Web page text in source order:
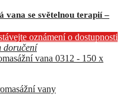
se světelnou terapií –
oznámení o dostupnosti
doručení
vany